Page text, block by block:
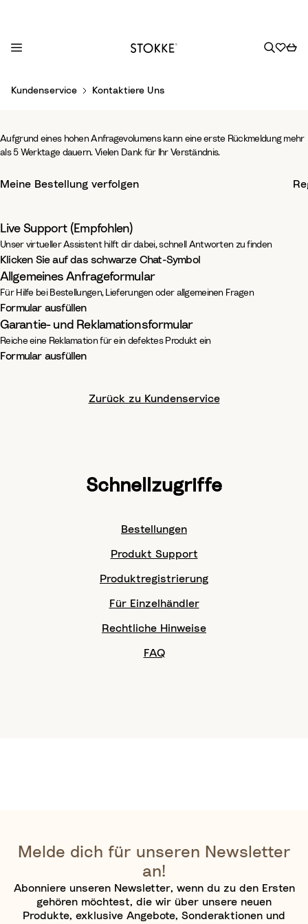
t
C
e
n
t
Kundenservice Kontaktiere Uns
Aufgrund eines hohen Anfragevolumens kann eine erste Rückmeldung mehr
als 5 Werktage dauern. Vielen Dank für Ihr Verständnis.
Meine Bestellung verfolgen
Live Support (Empfohlen)
Unser virtueller Assistent hilft dir dabei, schnell Antworten zu finden
Klicken Sie auf das schwarze Chat-Symbol
Allgemeines Anfrageformular
Für Hilfe bei Bestellungen, Lieferungen oder allgemeinen Fragen
Formular ausfüllen
Garantie- und Reklamationsformular
Reiche eine Reklamation für ein defektes Produkt ein
Formular ausfüllen
Zurück zu Kundenservice
Schnellzugriffe
Bestellungen
Produkt Support
Produktregistrierung
Für Einzelhändler
Rechtliche Hinweise
FAQ
Melde dich für unseren Newsletter
an!
Abonniere unseren Newsletter, wenn du zu den Ersten
gehören möchtest, die wir über unsere neuen
Produkte, exklusive Angebote, Sonderaktionen und